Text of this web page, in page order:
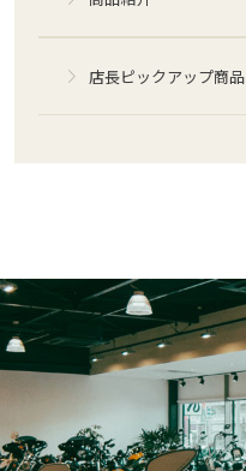
店長ピックアップ商品